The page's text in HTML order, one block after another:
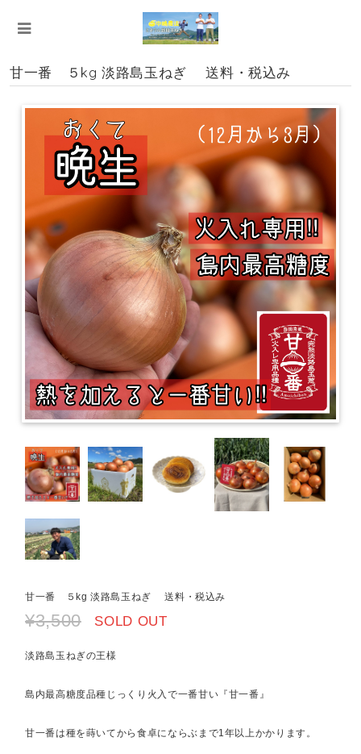
甘一番 ５kg 淡路島玉ねぎ 送料・税込み
甘一番 ５kg 淡路島玉ねぎ 送料・税込み
¥3,500 SOLD OUT
淡路島玉ねぎの王様
島内最高糖度品種じっくり火入で一番甘い『甘一番』
甘一番は種を蒔いてから食卓にならぶまで1年以上かかります。